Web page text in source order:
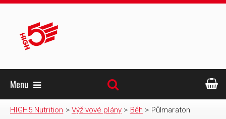
Menu
HIGH5 Nutrition > Výživové plány > Běh > Půlmaraton